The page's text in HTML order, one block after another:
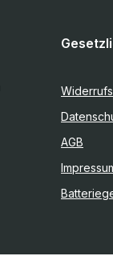
AGB